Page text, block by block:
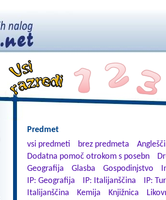
Predmet
vsi predmeti
brez predmeta
Dodatna pomoč otrokom s posebn
Geografija
Glasba Gospodinjstvo
IP: Geografija
IP: Italijanščina IP:
Italijanščina
Kemija Knjižnica